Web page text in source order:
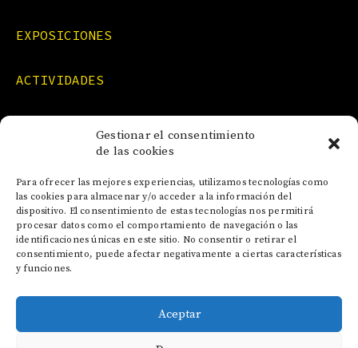
Gestionar el consentimiento
de las cookies
Para ofrecer las mejores experiencias, utilizamos tecnologías como
las cookies para almacenar y/o acceder a la información del
dispositivo. El consentimiento de estas tecnologías nos permitirá
procesar datos como el comportamiento de navegación o las
identificaciones únicas en este sitio. No consentir o retirar el
consentimiento, puede afectar negativamente a ciertas características
y funciones.
Aceptar
EXPOSICIONES
ACTIVIDADES
CONTACTO